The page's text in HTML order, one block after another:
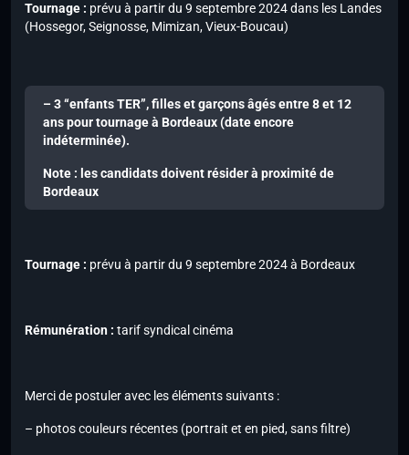
Tournage : prévu à partir du 9 septembre 2024 dans les Landes
(Hossegor, Seignosse, Mimizan, Vieux-Boucau)
– 3 “enfants TER”, filles et garçons âgés entre 8 et 12
ans pour tournage à Bordeaux (date encore
indéterminée).
Note : les candidats doivent résider à proximité de
Bordeaux
Tournage : prévu à partir du 9 septembre 2024 à Bordeaux
Rémunération : tarif syndical cinéma
Merci de postuler avec les éléments suivants :
– photos couleurs récentes (portrait et en pied, sans filtre)